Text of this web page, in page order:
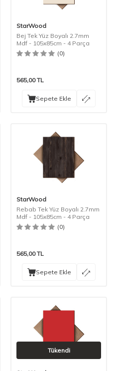
StarWood
Bej Tek Yüz Boyalı 2.7mm
Mdf - 105x85cm - 4 Parça
(0)
565,00TL
Sepete Ekle
StarWood
Rebab Tek Yüz Boyalı 2.7mm
Mdf - 105x85cm - 4 Parça
(0)
565,00TL
Sepete Ekle
Tükendi